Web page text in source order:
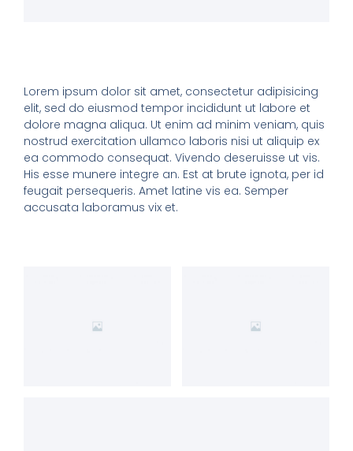
Lorem ipsum dolor sit amet, consectetur adipisicing
elit, sed do eiusmod tempor incididunt ut labore et
dolore magna aliqua. Ut enim ad minim veniam, quis
nostrud exercitation ullamco laboris nisi ut aliquip ex
ea commodo consequat. Vivendo deseruisse ut vis.
His esse munere integre an. Est at brute ignota, per id
feugait persequeris. Amet latine vis ea. Semper
accusata laboramus vix et.